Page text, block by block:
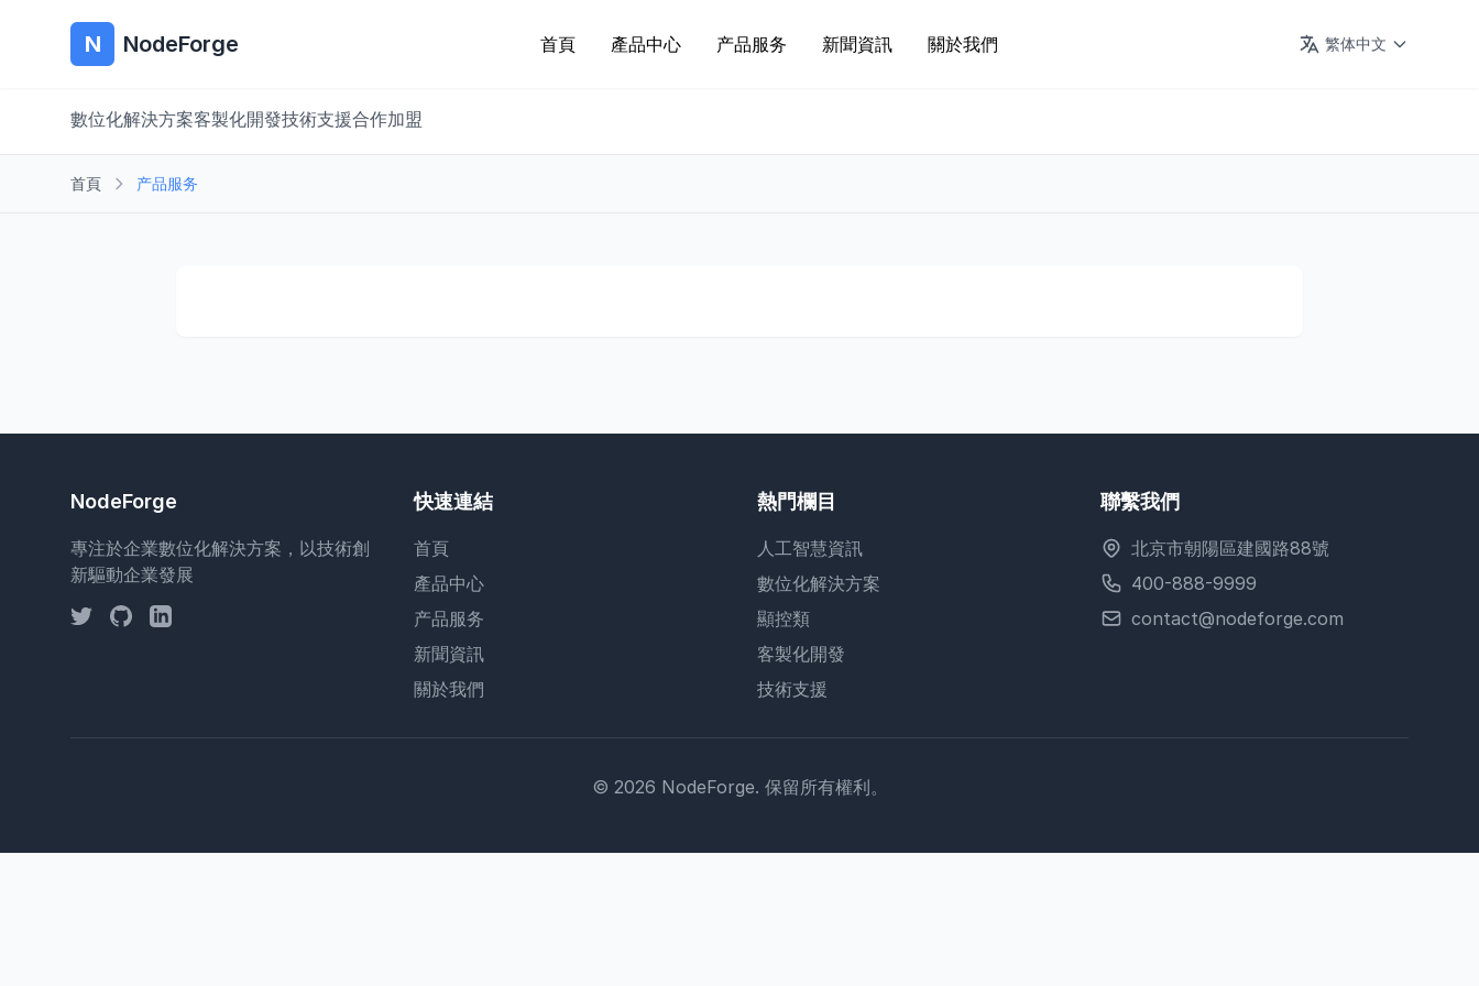
N NodeForge 首頁 產品中心 产品服务 新聞資訊 關於我們 繁体中文
數位化解決方案客製化開發技術支援合作加盟
首頁 产品服务
NodeForge
專注於企業數位化解決方案，以技術創
新驅動企業發展
快速連結
首頁
產品中心
产品服务
新聞資訊
關於我們
熱門欄目
人工智慧資訊
數位化解決方案
顯控類
客製化開發
技術支援
聯繫我們
北京市朝陽區建國路88號
400-888-9999
contact@nodeforge.com
© 2026 NodeForge. 保留所有權利。